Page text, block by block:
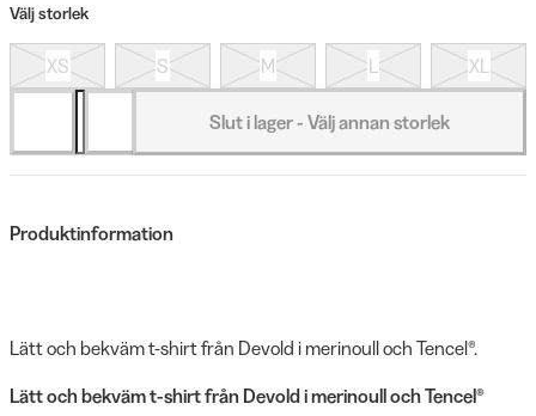
Välj storlek
XS S M L XL
Slut i lager - Välj annan storlek
Produktinformation
Lätt och bekväm t-shirt från Devold i merinoull och Tencel®.
Lätt och bekväm t-shirt från Devold i merinoull och Tencel®